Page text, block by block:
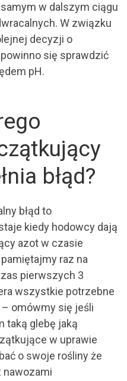
w dalszym ciągu
W związku
decyzji o
się sprawdzić
pH.
błąd?
błąd to
kiedy hodowcy dają
azot w czasie
raz na
pierwszych 3
wszystkie potrzebne
omówmy się jeśli
taką glebę jaką
w uprawie
o swoje rośliny że
nawozami